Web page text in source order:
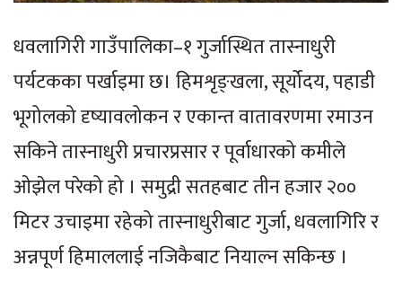
धवलागिरी गाउँपालिका–१ गुर्जास्थित तास्नाधुरी
पर्यटकका पर्खाइमा छ। हिमशृङ्खला, सूर्योदय, पहाडी
भूगोलको दृष्यावलोकन र एकान्त वातावरणमा रमाउन
सकिने तास्नाधुरी प्रचारप्रसार र पूर्वाधारको कमीले
ओझेल परेको हो । समुद्री सतहबाट तीन हजार २००
मिटर उचाइमा रहेको तास्नाधुरीबाट गुर्जा, धवलागिरि र
अन्नपूर्ण हिमाललाई नजिकैबाट नियाल्न सकिन्छ ।